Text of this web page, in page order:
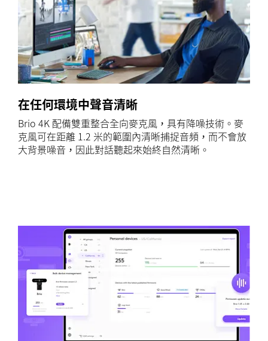
在任何環境中聲音清晰
Brio 4K 配備雙重整合全向麥克風，具有降噪技術。麥
克風可在距離 1.2 米的範圍內清晰捕捉音頻，而不會放
大背景噪音，因此對話聽起來始終自然清晰。